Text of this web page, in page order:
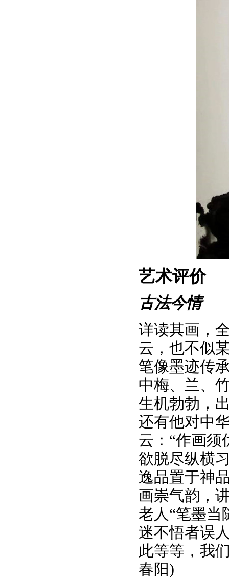
艺术评价
古法今情
详读其画，
云，也不似
笔像墨迹传
中梅、兰、
生机勃勃，
还有他对中
云：“作画
欲脱尽纵横
逸品置于神
画崇气韵，
老人“笔墨当
迷不悟者误
此等等，我
春阳)